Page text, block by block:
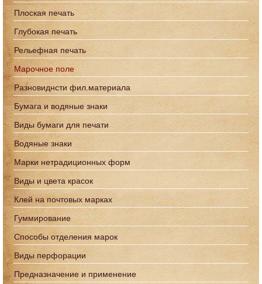
Плоская печать
Глубокая печать
Рельефная печать
Марочное поле
Разновиднсти фил.материала
Бумага и водяные знаки
Виды бумаги для печати
Водяные знаки
Марки нетрадиционных форм
Виды и цвета красок
Клей на почтовых марках
Гуммирование
Способы отделения марок
Виды перфорации
Предназначение и применение